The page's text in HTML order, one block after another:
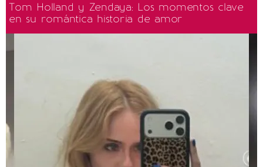
Tom Holland y Zendaya: Los momentos clave
en su romántica historia de amor